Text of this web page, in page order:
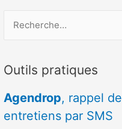
h
e
Outils pratiques
Agendrop, rappel
entretiens par SMS